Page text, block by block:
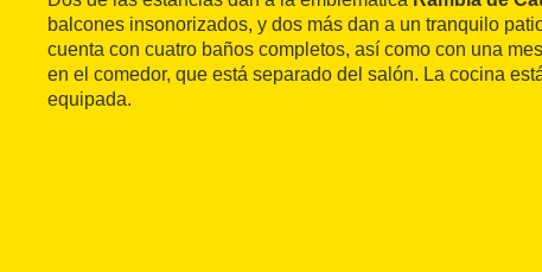
balcones insonorizados, y dos más dan a un tranquilo
cuenta con cuatro baños completos, así como con una
en el comedor, que está separado del salón. La cocina
equipada.